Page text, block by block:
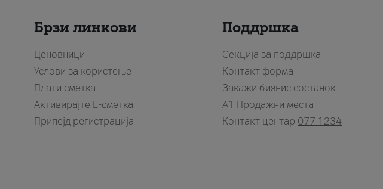
Брзи линкови
Ценовници
Услови за користење
Плати сметка
Активирајте Е-сметка
Припејд регистрација
Поддршка
Секција за поддршка
Контакт форма
Закажи бизнис состанок
A1 Продажни места
Контакт центар 077 1234